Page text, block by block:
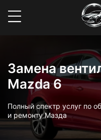
Замена
Mazda 6
Полный спектр услуг по
и ремонту Мазда